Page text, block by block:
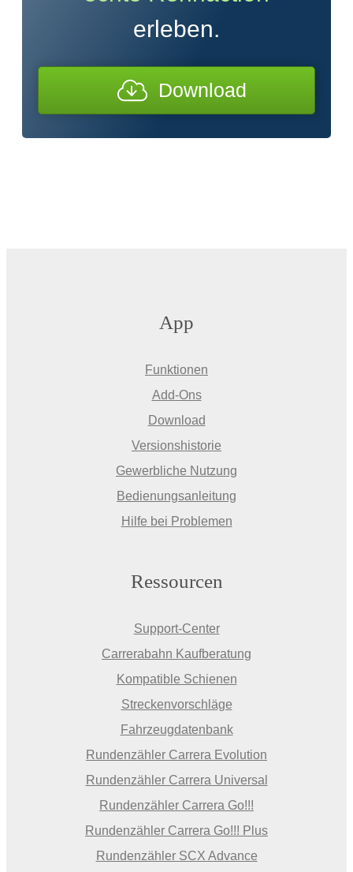
erleben.
Download
App
Funktionen
Add-Ons
Download
Versionshistorie
Gewerbliche Nutzung
Bedienungsanleitung
Hilfe bei Problemen
Ressourcen
Support-Center
Carrerabahn Kaufberatung
Kompatible Schienen
Streckenvorschläge
Fahrzeugdatenbank
Rundenzähler Carrera Evolution
Rundenzähler Carrera Universal
Rundenzähler Carrera Go!!!
Rundenzähler Carrera Go!!! Plus
Rundenzähler SCX Advance